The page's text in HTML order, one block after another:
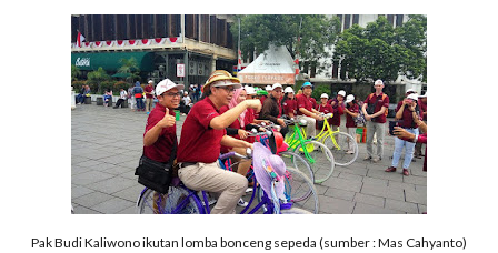
Pak Budi Kaliwono ikutan lomba bonceng sepeda (sumber : Mas Cahyanto)